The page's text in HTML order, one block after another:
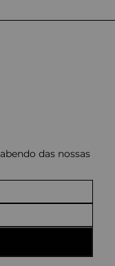
das nossas